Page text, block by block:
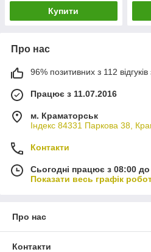
Купити
Про нас
96% позитивних з 112 відгуків
Працює з 11.07.2016
м. Краматорськ
Індекс 84331 Паркова 38,
Контакти
Сьогодні працює з 08:00
Показати весь графік
Про нас
Контакти